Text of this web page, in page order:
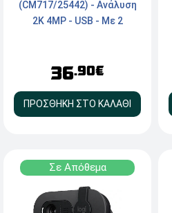
(CM717/25442) - Ανάλυση
2K 4MP - USB - Με 2
80° FOV, Grey
36.90€
ΠΡΟΣΘΗΚΗ ΣΤΟ ΚΑΛΑΘΙ
Σε Απόθεμα